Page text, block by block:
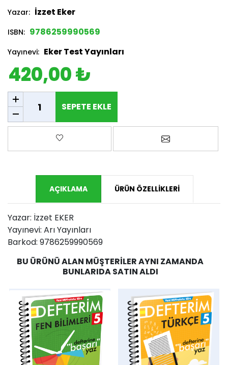
Yazar: İzzet Eker
ISBN: 9786259990569
Yayınevi: Eker Test Yayınları
420,00 ₺
SEPETE EKLE
SEPETE EKLE
Favorilere ekle Arkadaşına
AÇIKLAMA ÜRÜN ÖZELLIKLERI
Yazar: İzzet EKER
Yayınevi: Arı Yayınları
Barkod: 9786259990569
BU ÜRÜNÜ ALAN MÜŞTERILER AYNI ZAMANDA
BUNLARIDA SATIN ALDI